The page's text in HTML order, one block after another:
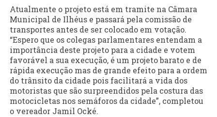
Atualmente o projeto está em tramite na Câmara
Municipal de Ilhéus e passará pela comissão de
transportes antes de ser colocado em votação.
“Espero que os colegas parlamentares entendam a
importância deste projeto para a cidade e votem
favorável a sua execução, é um projeto barato e de
rápida execução mas de grande efeito para a ordem
do trânsito da cidade pois facilitará a vida dos
motoristas que são surpreendidos pela costura das
motocicletas nos semáforos da cidade”, completou
o vereador Jamil Ocké.